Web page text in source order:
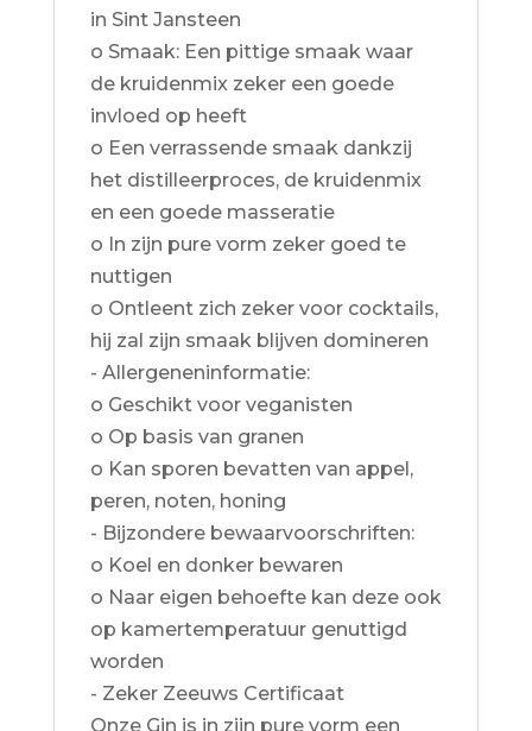
in Sint Jansteen
o Smaak: Een pittige smaak waar
de kruidenmix zeker een goede
invloed op heeft
o Een verrassende smaak dankzij
het distilleerproces, de kruidenmix
en een goede masseratie
o In zijn pure vorm zeker goed te
nuttigen
o Ontleent zich zeker voor cocktails,
hij zal zijn smaak blijven domineren
- Allergeneninformatie:
o Geschikt voor veganisten
o Op basis van granen
o Kan sporen bevatten van appel,
peren, noten, honing
- Bijzondere bewaarvoorschriften:
o Koel en donker bewaren
o Naar eigen behoefte kan deze ook
op kamertemperatuur genuttigd
worden
- Zeker Zeeuws Certificaat
Onze Gin is in zijn pure vorm een